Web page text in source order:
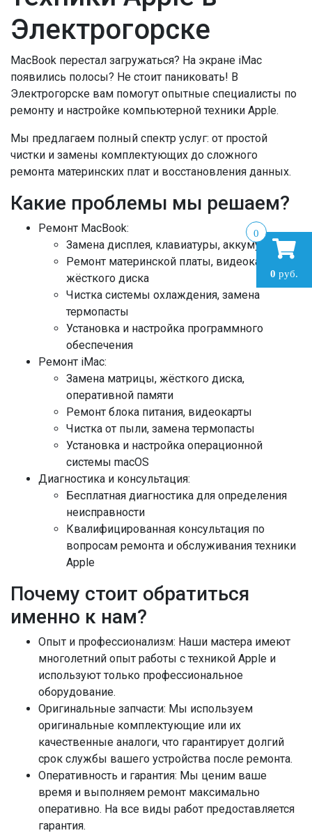
Электрогорске
MacBook перестал загружаться? На экране iMac
появились полосы? Не стоит паниковать! В
Электрогорске вам помогут опытные специалисты по
ремонту и настройке компьютерной техники Apple.
Мы предлагаем полный спектр услуг: от простой
чистки и замены комплектующих до сложного
ремонта материнских плат и восстановления данных.
Какие проблемы мы решаем?
Ремонт MacBook:
Замена дисплея, клавиатуры, аккумулятора
Ремонт материнской платы, видеокарты,
жёсткого диска
Чистка системы охлаждения, замена
термопасты
Установка и настройка программного
обеспечения
Ремонт iMac:
Замена матрицы, жёсткого диска,
оперативной памяти
Ремонт блока питания, видеокарты
Чистка от пыли, замена термопасты
Установка и настройка операционной
системы macOS
Диагностика и консультация:
Бесплатная диагностика для определения
неисправности
Квалифицированная консультация по
вопросам ремонта и обслуживания техники
Apple
Почему стоит обратиться
именно к нам?
Опыт и профессионализм: Наши мастера имеют
многолетний опыт работы с техникой Apple и
используют только профессиональное
оборудование.
Оригинальные запчасти: Мы используем
оригинальные комплектующие или их
качественные аналоги, что гарантирует долгий
срок службы вашего устройства после ремонта.
Оперативность и гарантия: Мы ценим ваше
время и выполняем ремонт максимально
оперативно. На все виды работ предоставляется
гарантия.
0
0 руб.